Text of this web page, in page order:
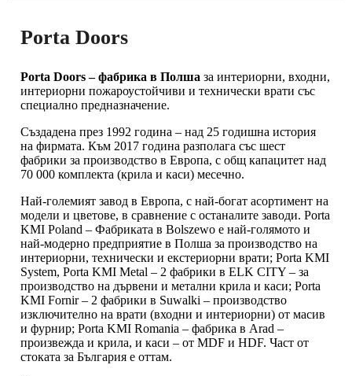
Porta Doors
Porta Doors – фабрика в Полша за интериорни, входни,
интериорни пожароустойчиви и технически врати със
специално предназначение.
Създадена през 1992 година – над 25 годишна история
на фирмата. Към 2017 година разполага със шест
фабрики за производство в Европа, с общ капацитет над
70 000 комплекта (крила и каси) месечно.
Най-големият завод в Европа, с най-богат асортимент на
модели и цветове, в сравнение с останалите заводи. Porta
KMI Poland – Фабриката в Bolszewo е най-голямото и
най-модерно предприятие в Полша за производство на
интериорни, технически и екстериорни врати; Porta KMI
System, Porta KMI Metal – 2 фабрики в ELK CITY – за
производство на дървени и метални крила и каси; Porta
KMI Fornir – 2 фабрики в Suwalki – производство
изключително на врати (входни и интериорни) от масив
и фурнир; Porta KMI Romania – фабрика в Arad –
произвежда и крила, и каси – от MDF и HDF. Част от
стоката за България е оттам.